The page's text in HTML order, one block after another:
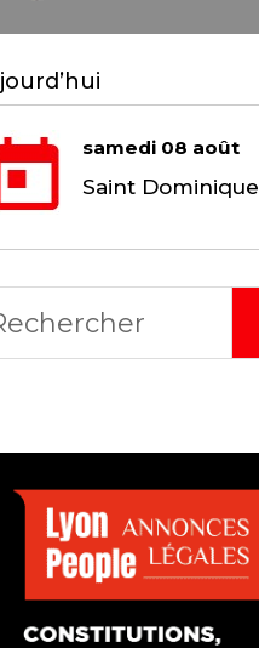
samedi 08 août
Saint Dominique